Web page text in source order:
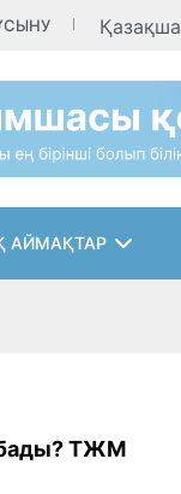
Қазақша
АЙМАҚТАР
ТЖМ